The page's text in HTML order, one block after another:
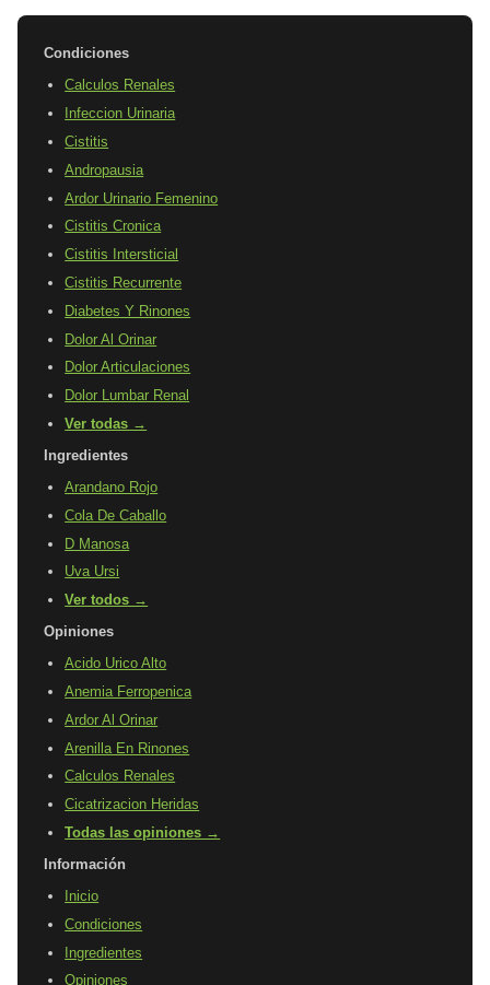
Condiciones
Calculos Renales
Infeccion Urinaria
Cistitis
Andropausia
Ardor Urinario Femenino
Cistitis Cronica
Cistitis Intersticial
Cistitis Recurrente
Diabetes Y Rinones
Dolor Al Orinar
Dolor Articulaciones
Dolor Lumbar Renal
Ver todas →
Ingredientes
Arandano Rojo
Cola De Caballo
D Manosa
Uva Ursi
Ver todos →
Opiniones
Acido Urico Alto
Anemia Ferropenica
Ardor Al Orinar
Arenilla En Rinones
Calculos Renales
Cicatrizacion Heridas
Todas las opiniones →
Información
Inicio
Condiciones
Ingredientes
Opiniones